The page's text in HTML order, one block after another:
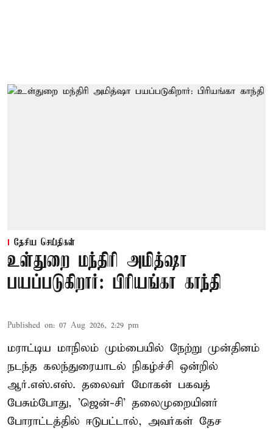
தேசிய செய்திகள்
உள்துறை மந்திரி அமித்ஷா
பயப்படுகிறார்: பிரியங்கா காந்தி
Published on: 07 Aug 2026, 2:29 pm
மராட்டிய மாநிலம் மும்பையில் நேற்று முன்தினம்
நடந்த கலந்துரையாடல் நிகழ்ச்சி ஒன்றில்
ஆர்.எஸ்.எஸ். தலைவர் மோகன் பகவத்
பேசும்போது, 'ஜென்-சி' தலைமுறையினர்
போராட்டத்தில் ஈடுபட்டால், அவர்கள் தேச